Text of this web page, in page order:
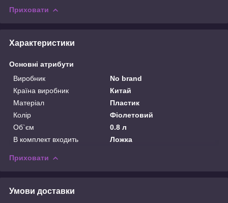
Приховати
Характеристики
Основні атрибути
Виробник
No brand
Країна виробник
Китай
Матеріал
Пластик
Колір
Фіолетовий
Об`єм
0.8 л
В комплект входить
Ложка
Приховати
Умови доставки